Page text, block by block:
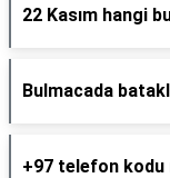
22 Kasım hangi
Bulmacada
+97 telefon kodu